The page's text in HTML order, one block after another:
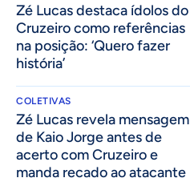
Zé Lucas destaca ídolos do
Cruzeiro como referências
na posição: ‘Quero fazer
história’
COLETIVAS
Zé Lucas revela mensagem
de Kaio Jorge antes de
acerto com Cruzeiro e
manda recado ao atacante